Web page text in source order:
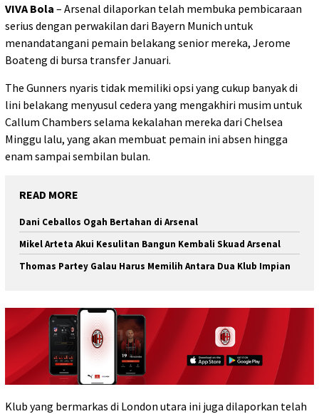
VIVA Bola – Arsenal dilaporkan telah membuka pembicaraan
serius dengan perwakilan dari Bayern Munich untuk
menandatangani pemain belakang senior mereka, Jerome
Boateng di bursa transfer Januari.
The Gunners nyaris tidak memiliki opsi yang cukup banyak di
lini belakang menyusul cedera yang mengakhiri musim untuk
Callum Chambers selama kekalahan mereka dari Chelsea
Minggu lalu, yang akan membuat pemain ini absen hingga
enam sampai sembilan bulan.
READ MORE
Dani Ceballos Ogah Bertahan di Arsenal
Mikel Arteta Akui Kesulitan Bangun Kembali Skuad Arsenal
Thomas Partey Galau Harus Memilih Antara Dua Klub Impian
Klub yang bermarkas di London utara ini juga dilaporkan telah